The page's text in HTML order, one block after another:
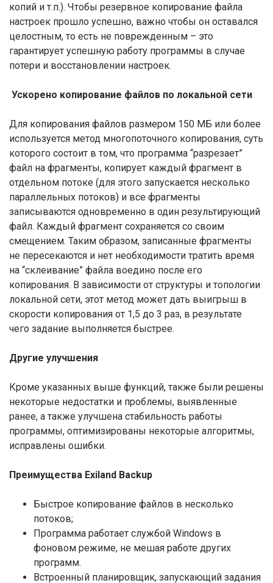
копий и т.п.). Чтобы резервное копирование файла
настроек прошло успешно, важно чтобы он оставался
целостным, то есть не поврежденным – это
гарантирует успешную работу программы в случае
потери и восстановлении настроек.
Ускорено копирование файлов по локальной сети
Для копирования файлов размером 150 МБ или более
используется метод многопоточного копирования, суть
которого состоит в том, что программа “разрезает”
файл на фрагменты, копирует каждый фрагмент в
отдельном потоке (для этого запускается несколько
параллельных потоков) и все фрагменты
записываются одновременно в один результирующий
файл. Каждый фрагмент сохраняется со своим
смещением. Таким образом, записанные фрагменты
не пересекаются и нет необходимости тратить время
на “склеивание” файла воедино после его
копирования. В зависимости от структуры и топологии
локальной сети, этот метод может дать выигрыш в
скорости копирования от 1,5 до 3 раз, в результате
чего задание выполняется быстрее.
Другие улучшения
Кроме указанных выше функций, также были решены
некоторые недостатки и проблемы, выявленные
ранее, а также улучшена стабильность работы
программы, оптимизированы некоторые алгоритмы,
исправлены ошибки.
Преимущества Exiland Backup
Быстрое копирование файлов в несколько
потоков;
Программа работает службой Windows в
фоновом режиме, не мешая работе других
программ.
Встроенный планировщик, запускающий задания